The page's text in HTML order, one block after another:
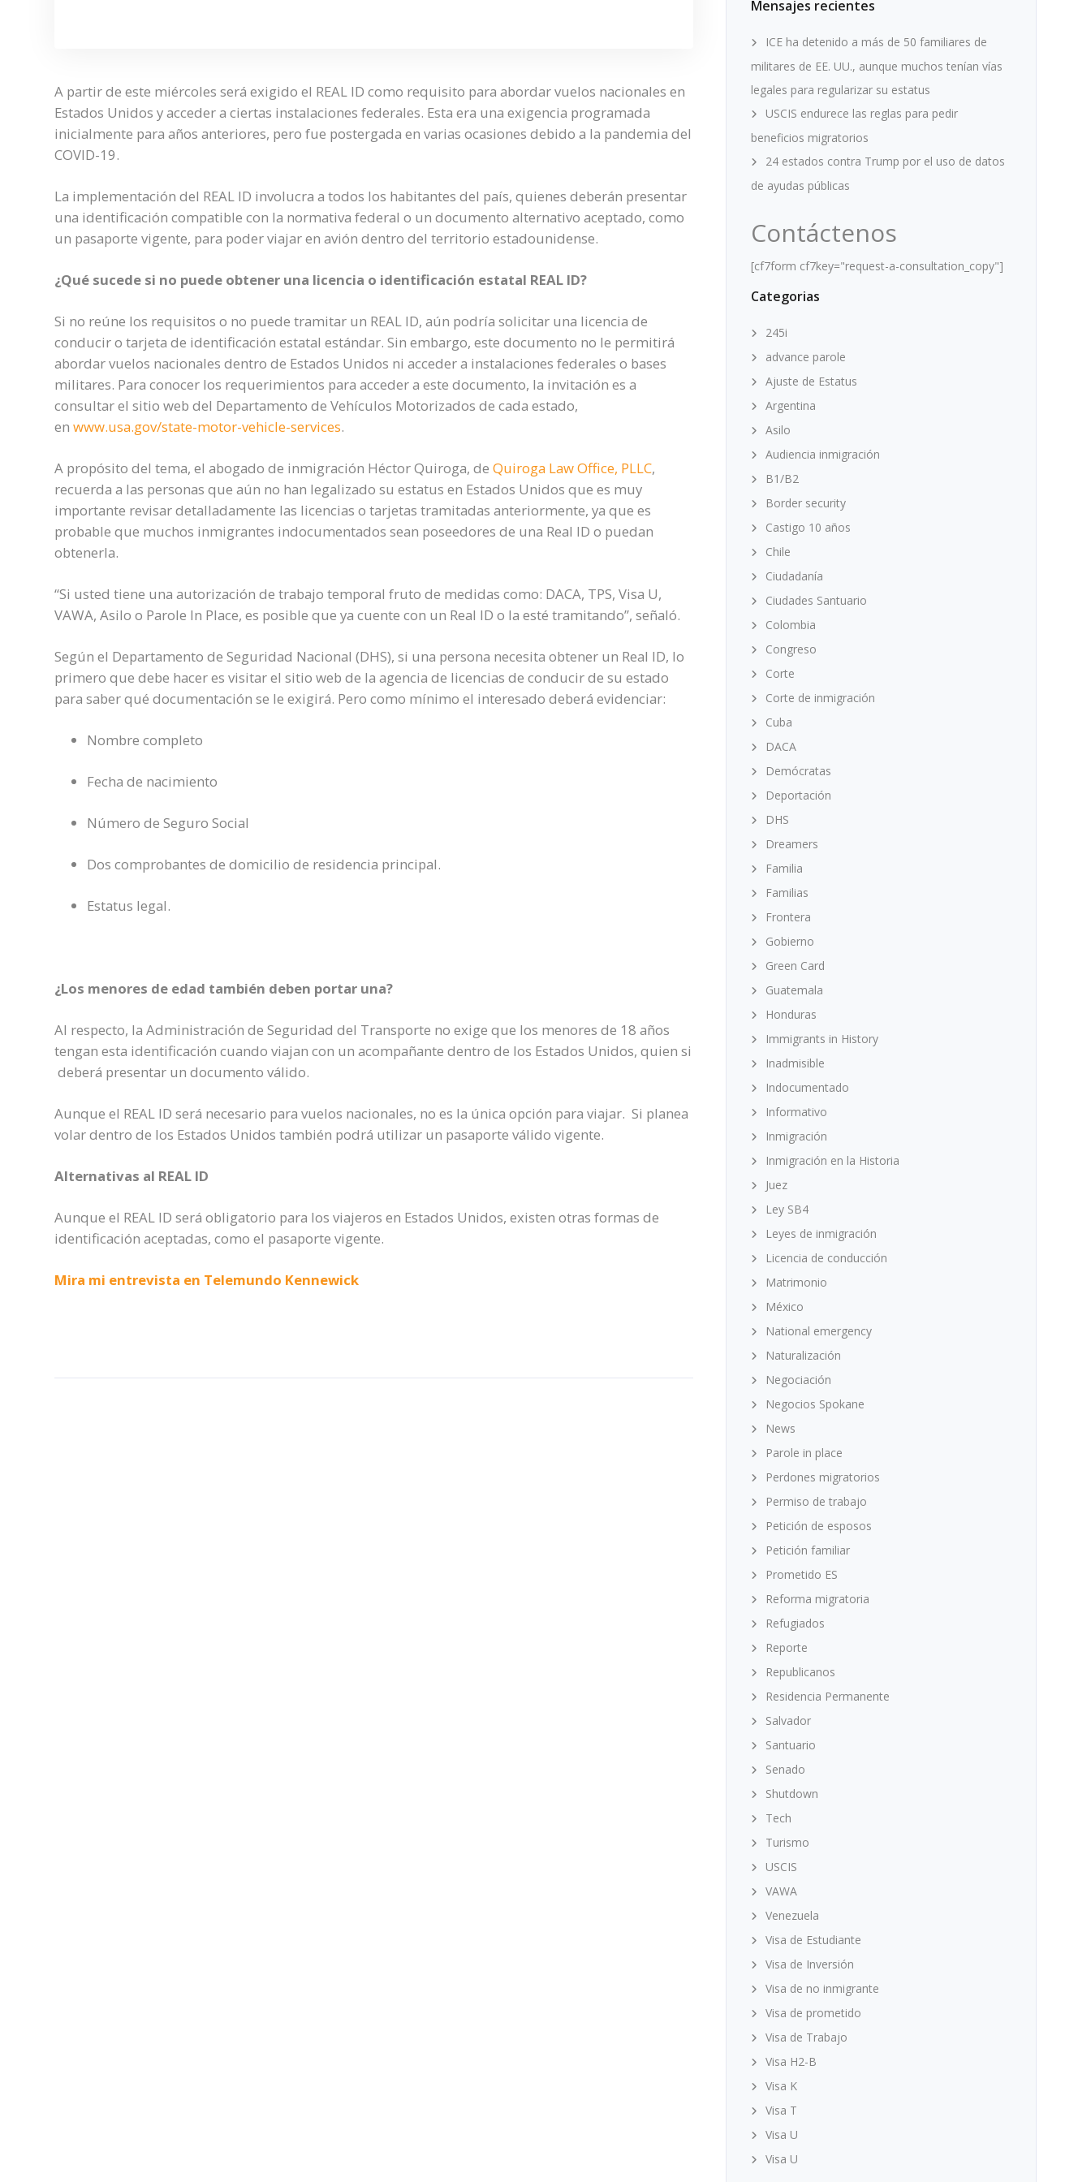
A partir de este miércoles será exigido el REAL ID como requisito para abordar vuelos nacionales en
Estados Unidos y acceder a ciertas instalaciones federales. Esta era una exigencia programada
inicialmente para años anteriores, pero fue postergada en varias ocasiones debido a la pandemia del
COVID-19.
La implementación del REAL ID involucra a todos los habitantes del país, quienes deberán presentar
una identificación compatible con la normativa federal o un documento alternativo aceptado, como
un pasaporte vigente, para poder viajar en avión dentro del territorio estadounidense.
¿Qué sucede si no puede obtener una licencia o identificación estatal REAL ID?
Si no reúne los requisitos o no puede tramitar un REAL ID, aún podría solicitar una licencia de
conducir o tarjeta de identificación estatal estándar. Sin embargo, este documento no le permitirá
abordar vuelos nacionales dentro de Estados Unidos ni acceder a instalaciones federales o bases
militares. Para conocer los requerimientos para acceder a este documento, la invitación es a
consultar el sitio web del Departamento de Vehículos Motorizados de cada estado,
en www.usa.gov/state-motor-vehicle-services.
A propósito del tema, el abogado de inmigración Héctor Quiroga, de Quiroga Law Office, PLLC,
recuerda a las personas que aún no han legalizado su estatus en Estados Unidos que es muy
importante revisar detalladamente las licencias o tarjetas tramitadas anteriormente, ya que es
probable que muchos inmigrantes indocumentados sean poseedores de una Real ID o puedan
obtenerla.
“Si usted tiene una autorización de trabajo temporal fruto de medidas como: DACA, TPS, Visa U,
VAWA, Asilo o Parole In Place, es posible que ya cuente con un Real ID o la esté tramitando”, señaló.
Según el Departamento de Seguridad Nacional (DHS), si una persona necesita obtener un Real ID, lo
primero que debe hacer es visitar el sitio web de la agencia de licencias de conducir de su estado
para saber qué documentación se le exigirá. Pero como mínimo el interesado deberá evidenciar:
Nombre completo
Fecha de nacimiento
Número de Seguro Social
Dos comprobantes de domicilio de residencia principal.
Estatus legal.
¿Los menores de edad también deben portar una?
Al respecto, la Administración de Seguridad del Transporte no exige que los menores de 18 años
tengan esta identificación cuando viajan con un acompañante dentro de los Estados Unidos, quien si
deberá presentar un documento válido.
Aunque el REAL ID será necesario para vuelos nacionales, no es la única opción para viajar. Si planea
volar dentro de los Estados Unidos también podrá utilizar un pasaporte válido vigente.
Alternativas al REAL ID
Aunque el REAL ID será obligatorio para los viajeros en Estados Unidos, existen otras formas de
identificación aceptadas, como el pasaporte vigente.
Mira mi entrevista en Telemundo Kennewick
Mensajes recientes
ICE ha detenido a más de 50 familiares de
militares de EE. UU., aunque muchos tenían vías
legales para regularizar su estatus
USCIS endurece las reglas para pedir
beneficios migratorios
24 estados contra Trump por el uso de datos
de ayudas públicas
Contáctenos
[cf7form cf7key="request-a-consultation_copy"]
Categorias
245i
advance parole
Ajuste de Estatus
Argentina
Asilo
Audiencia inmigración
B1/B2
Border security
Castigo 10 años
Chile
Ciudadanía
Ciudades Santuario
Colombia
Congreso
Corte
Corte de inmigración
Cuba
DACA
Demócratas
Deportación
DHS
Dreamers
Familia
Familias
Frontera
Gobierno
Green Card
Guatemala
Honduras
Immigrants in History
Inadmisible
Indocumentado
Informativo
Inmigración
Inmigración en la Historia
Juez
Ley SB4
Leyes de inmigración
Licencia de conducción
Matrimonio
México
National emergency
Naturalización
Negociación
Negocios Spokane
News
Parole in place
Perdones migratorios
Permiso de trabajo
Petición de esposos
Petición familiar
Prometido ES
Reforma migratoria
Refugiados
Reporte
Republicanos
Residencia Permanente
Salvador
Santuario
Senado
Shutdown
Tech
Turismo
USCIS
VAWA
Venezuela
Visa de Estudiante
Visa de Inversión
Visa de no inmigrante
Visa de prometido
Visa de Trabajo
Visa H2-B
Visa K
Visa T
Visa U
Visa U